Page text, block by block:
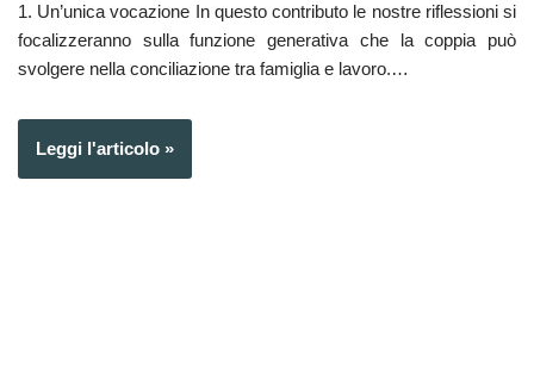
1. Un’unica vocazione In questo contributo le nostre riflessioni si
focalizzeranno sulla funzione generativa che la coppia può
svolgere nella conciliazione tra famiglia e lavoro.…
Leggi l'articolo »